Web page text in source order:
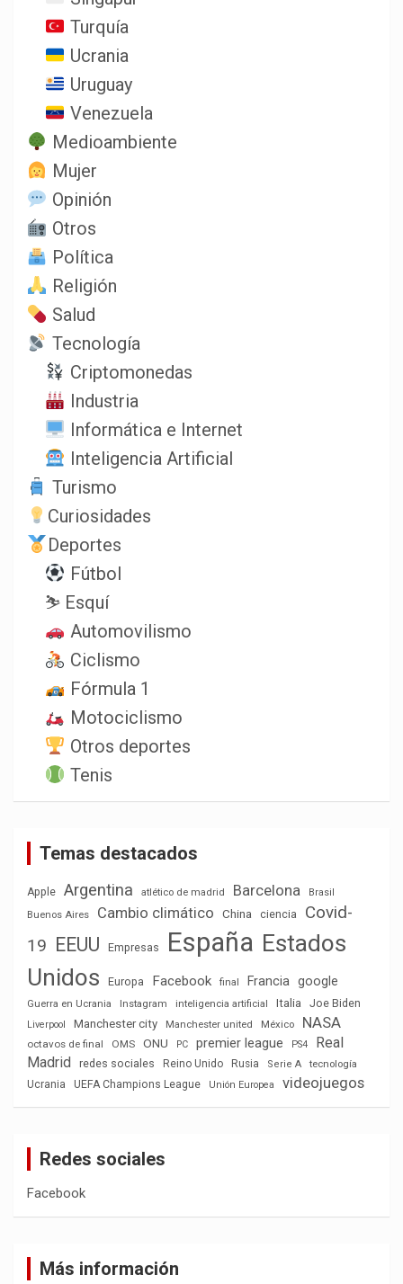
Turquía
Ucrania
Uruguay
Venezuela
Medioambiente
Mujer
Opinión
Otros
Política
Religión
Salud
Tecnología
Criptomonedas
Industria
Informática e Internet
Inteligencia Artificial
Turismo
Curiosidades
Deportes
Fútbol
⛷️ Esquí
Automovilismo
Ciclismo
Fórmula 1
Motociclismo
Otros deportes
Tenis
Temas destacados
Apple Argentina atlético de madrid Barcelona
Brasil
Buenos Aires
Cambio climático China ciencia
Covid-
19 EEUU Empresas España Estados
Unidos
Europa Facebook final Francia google
Guerra en Ucrania Instagram inteligencia artificial Italia Joe Biden
Liverpool Manchester city Manchester united México NASA
octavos de final OMS ONU PC premier league PS4
Real
Madrid
redes sociales Reino Unido Rusia Serie A
tecnología
Ucrania
UEFA Champions League Unión Europea videojuegos
Redes sociales
Facebook
Más información